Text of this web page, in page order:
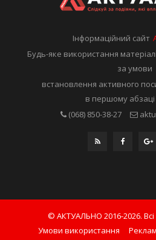
Інформаційний сайт
Будь-яке використання
за умови
встановлення активного
в першому абзаці
(068) 850-38-27
© АКТУАЛЬНО 2016-2026.
Умови використання